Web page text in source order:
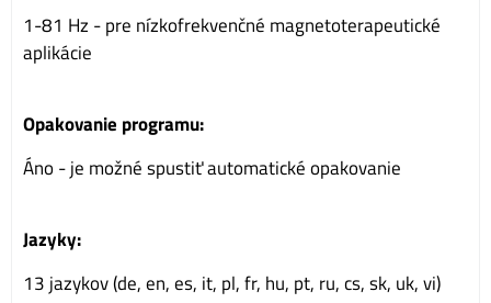
1-81 Hz - pre nízkofrekvenčné magnetoterapeutické
aplikácie
Opakovanie programu:
Áno - je možné spustiť automatické opakovanie
Jazyky:
13 jazykov (de, en, es, it, pl, fr, hu, pt, ru, cs, sk, uk, vi)